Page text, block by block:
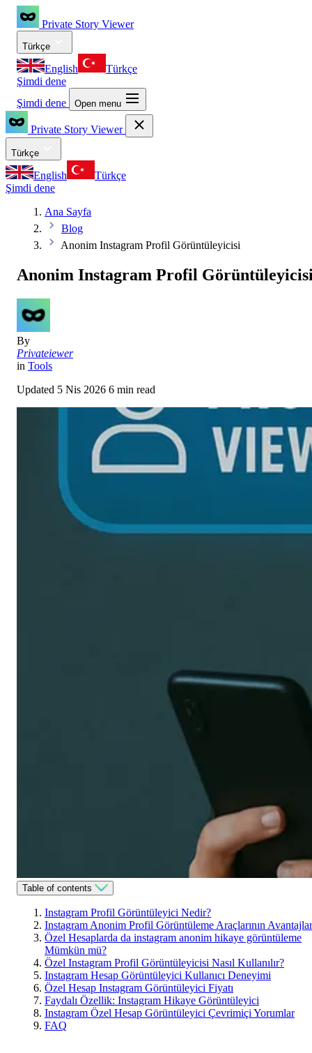
Private Story Viewer
Türkçe
English
Türkçe
Şimdi dene
Şimdi dene
Open menu
Private Story Viewer
Türkçe
English
Türkçe
Şimdi dene
Ana Sayfa
Blog
Anonim Instagram Profil Görüntüleyicisi
Anonim Instagram Profil
By
Privateiewer
in Tools
Updated 5 Nis 2026 6 min read
Table of contents
Instagram Profil Görüntüleyici Nedir?
Instagram Anonim Profil Görüntüleme Araçlarının
Özel Hesaplarda da instagram anonim hikaye görüntüleme
Mümkün mü?
Özel Instagram Profil Görüntüleyicisi Nasıl Kullanılır?
Instagram Hesap Görüntüleyici Kullanıcı Deneyimi
Özel Hesap Instagram Görüntüleyici Fiyatı
Faydalı Özellik: Instagram Hikaye Görüntüleyici
Instagram Özel Hesap Görüntüleyici Çevrimiçi Yorumlar
FAQ